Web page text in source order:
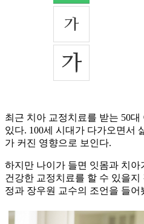
최근 치아 교정치료를 받는 50
있다. 100세 시대가 다가오면서
가 커진 영향으로 보인다.
하지만 나이가 들면 잇몸과 치
건강한 교정치료를 할 수 있을
정과 장우원 교수의 조언을 들어